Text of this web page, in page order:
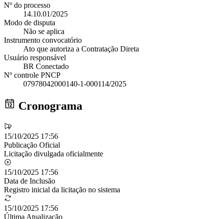
Nº do processo
14.10.01/2025
Modo de disputa
Não se aplica
Instrumento convocatório
Ato que autoriza a Contratação Direta
Usuário responsável
BR Conectado
Nº controle PNCP
07978042000140-1-000114/2025
Cronograma
15/10/2025 17:56
Publicação Oficial
Licitação divulgada oficialmente
15/10/2025 17:56
Data de Inclusão
Registro inicial da licitação no sistema
15/10/2025 17:56
Última Atualização